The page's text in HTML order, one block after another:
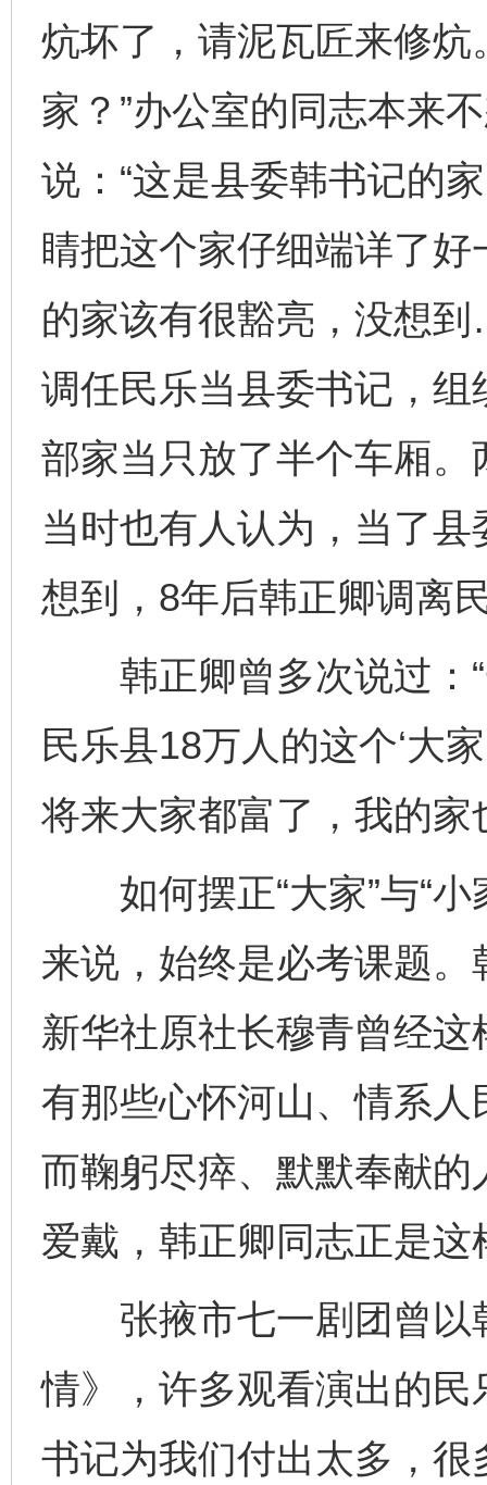
炕坏了，请泥瓦匠来修炕
家？”办公室的同志本来
说：“这是县委韩书记的
睛把这个家仔细端详了
的家该有很豁亮，没想
调任民乐当县委书记，
部家当只放了半个车厢。
当时也有人认为，当了
想到，8年后韩正卿调离
韩正卿曾多次说过：“
民乐县18万人的这个‘大
将来大家都富了，我的家
如何摆正“大家”与“小
来说，始终是必考课题
新华社原社长穆青曾经
有那些心怀河山、情系
而鞠躬尽瘁、默默奉献
爱戴，韩正卿同志正是这
张掖市七一剧团曾以
情》，许多观看演出的民
书记为我们付出太多，很